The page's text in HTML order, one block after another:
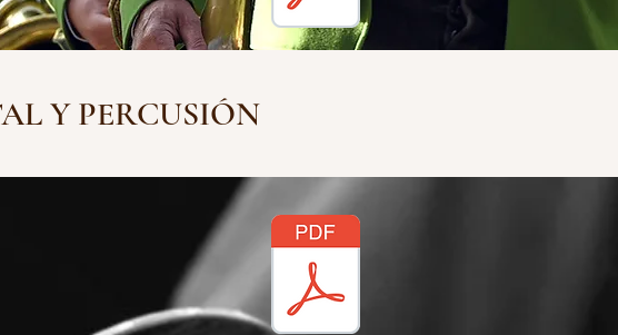
Y PERCUSIÓN